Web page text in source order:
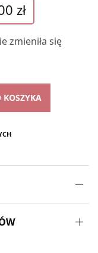
zł
82,00 zł.
zmieniła się
KOSZYKA